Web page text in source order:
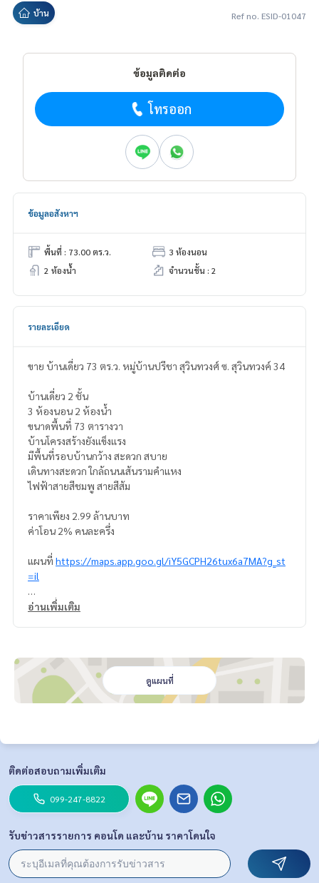
บ้าน Ref no. ESID-01047
ข้อมูลติดต่อ
โทรออก
ข้อมูลอสังหาฯ
พื้นที่ : 73.00 ตร.ว.
3 ห้องนอน
2 ห้องน้ำ
จำนวนชั้น : 2
รายละเอียด
ขาย บ้านเดี่ยว 73 ตร.ว. หมู่บ้านปรีชา สุวินทวงศ์ ซ. สุวินทวงค์ 34
บ้านเดี่ยว 2 ชั้น
3 ห้องนอน 2 ห้องน้ำ
ขนาดพื้นที่ 73 ตารางวา
บ้านโครงสร้างยังเเข็งเเรง
มีพื้นที่รอบบ้านกว้าง สะดวก สบาย
เดินทางสะดวก ใกล้ถนนเส้นรามคำแหง
ไฟฟ้าสายสีชมพู สายสีส้ม
ราคาเพียง 2.99 ล้านบาท
ค่าโอน 2% คนละครึ่ง
แผนที่ https://maps.app.goo.gl/iY5GCPH26tux6a7MA?g_st
=il
สถานที่ใกล้เคียง
- สถานี airport link ลาดกระบัง
- มหาวิทยาลัยเกษมบัณฑิต
- วิทยาลัยกาญจนาภิเษก
=================================
ติดต่อ น้องบี เบอร์โทร064-182-6999
สนใจ เช่า – ซื้อ ติดต่อ Line ID: @superb-estate
https://lin.ee/luSfAxh
สนใจฝากทรัพย์เช่า – ขาย ติดต่อ Line ID: @superbestate
=================================
ESID-01047
อ่านเพิ่มเติม
ดูแผนที่
ติดต่อสอบถามเพิ่มเติม
099-247-8822
รับข่าวสารรายการ คอนโด และบ้าน ราคาโดนใจ